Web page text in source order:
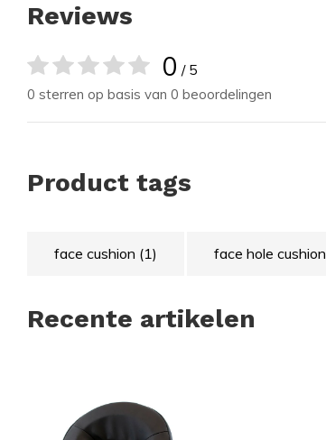
Reviews
0 / 5
0 sterren op basis van 0 beoordelingen
Product tags
face cushion (1) face hole cushion
Recente artikelen